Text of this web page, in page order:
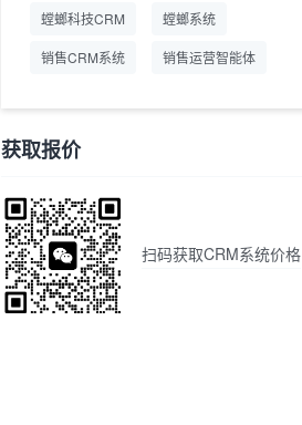
螳螂科技CRM 螳螂系统
销售CRM系统 销售运营智能体
获取报价
扫码获取CRM系统价格